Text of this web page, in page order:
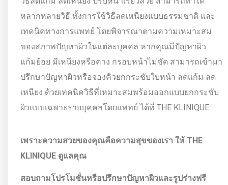
หลากหลายวิธี ทั้งการใช้วิธีลดเหนียงแบบธรรมชาติ และ
เทคนิคทางการแพทย์ โดยพิจารณาตามความเหมาะสม
ของสภาพปัญหาผิวในแต่ละบุคคล หากคุณมีปัญหาผิว
แก้มย้อย มีเหนียงหรือคาง กรอบหน้าไม่ชัด สามารถเข้ามา
ปรึกษาปัญหาผิวหรือจองคิวยกกระชับใบหน้า ลดแก้ม ลด
เหนียง ด้วยเทคนิควิธีที่เหมาะสมพร้อมออกแบบยกกระชับ
ผิวแบบเฉพาะรายบุคคลโดยแพทย์ ได้ที่ THE KLINIQUE
เพราะความสวยของคุณคือความสุขของเรา ให้ THE
KLINIQUE ดูแลคุณ
สอบถามโปรโมชั่นหรือปรึกษาปัญหาผิวและรูปร่างฟรี